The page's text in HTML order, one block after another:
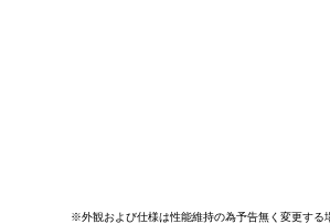
※外観および仕様は性能維持の為予告無く変更する